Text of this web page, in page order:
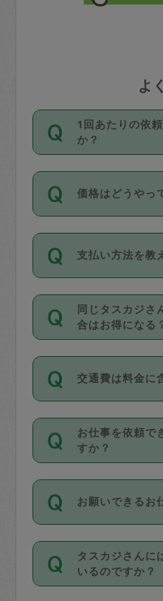
よ
1回あたりの依
か？
依頼1回につき
超えて依頼し
利用ください
の上事前申請
お、3時間を下
いません。
価格はどうやっ
11種類の価格
身が価格を選
タスカジさん
があり、レビ
値、などで除
がっていく仕
支払い方法を教
お支払方法は
Master／JCB／
Diners Club）
を行う際にご
ル登録時には
丈夫です。
デビットカー
リカ、au
銀行振込や現
なお、タスカ
金のご請求と
同じタスカジさ
合はお得になる
依頼には「ス
隔週）」があ
ポット」より
す。
定期の最低利
りに、一定数
（例：毎週定
ンセルが有償
は２回以上の
交通費は料金に
交通費は依頼
料金のご請求
ます。交通費
お仕事を依頼で
すか？
時間帯は3種類
たり３時間で
・ＡＭ ９時
・ＰＭ １３時
・夜 １８時
お願いできるお
掃除、整理収
作り置きです
きる仕事の範
タスカジさんに
いるのですか？